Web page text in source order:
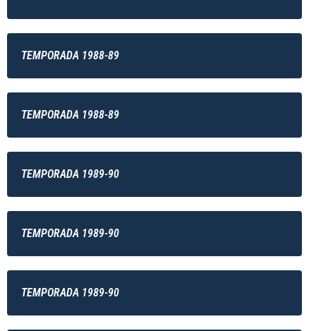
TEMPORADA 1988-89
TEMPORADA 1988-89
TEMPORADA 1989-90
TEMPORADA 1989-90
TEMPORADA 1989-90